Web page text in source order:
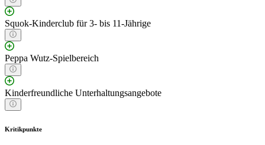
Squok-Kinderclub für 3- bis 11-Jährige
Peppa Wutz-Spielbereich
Kinderfreundliche Unterhaltungsangebote
Kritikpunkte